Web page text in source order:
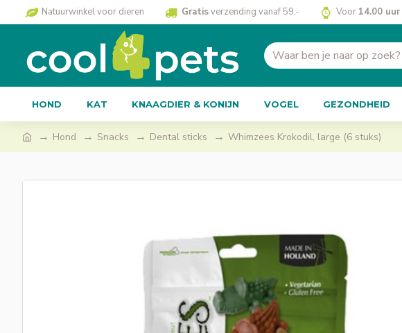
Natuurwinkel voor dieren Gratisverzending vanaf 59,- Voor 14.00 uur
HOND KAT KNAAGDIER & KONIJN VOGEL GEZONDHEID
Hond Snacks Dental sticks Whimzees Krokodil, large (6 stuks)